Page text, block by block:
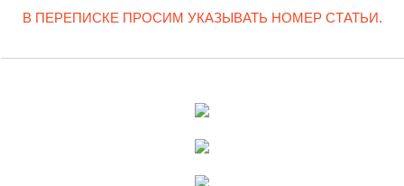
В ПЕРЕПИСКЕ ПРОСИМ УКАЗЫВАТЬ НОМЕР СТАТЬИ.